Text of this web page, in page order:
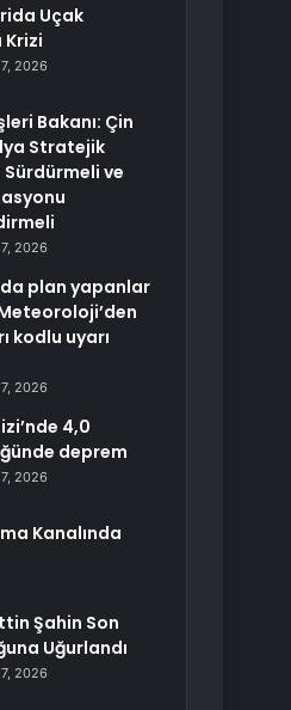
Uçak
Krizi
2026
Bakanı: Çin
Stratejik
ve
2026
plan yapanlar
kodlu uyarı
2026
4,0
deprem
2026
Kanalında
Şahin Son
Uğurlandı
2026